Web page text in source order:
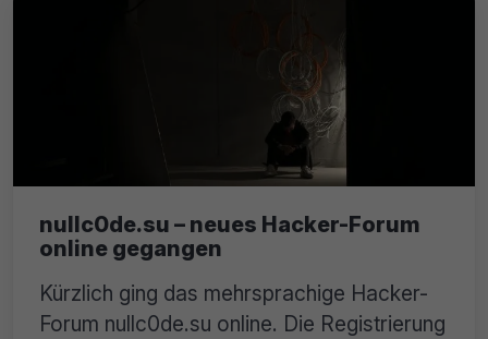
nullc0de.su – neues Hacker-Forum
online gegangen
Kürzlich ging das mehrsprachige Hacker-
Forum nullc0de.su online. Die Registrierung